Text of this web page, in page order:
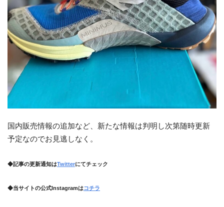
国内販売情報の追加など、新たな情報は判明し次第随時更新
予定なのでお見逃しなく。
◆記事の更新通知はTwitterにてチェック
◆当サイトの公式Instagramはコチラ